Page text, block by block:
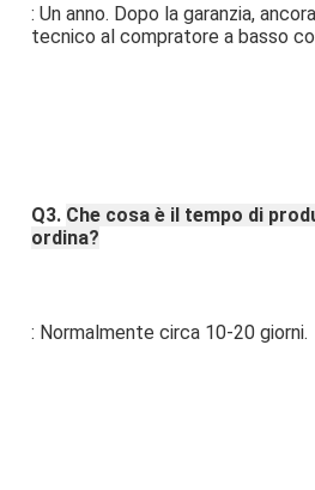
: Un anno. Dopo la garanzia,
tecnico al compratore a basso
Q3. Che cosa è il tempo di
ordina?
: Normalmente circa 10-20 giorni.